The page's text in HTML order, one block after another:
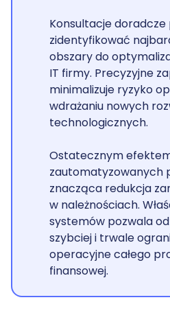
Konsultacje doradcze
zidentyfikować
obszary do
IT firmy. Precyzyjne
minimalizuje ryzyko
wdrażaniu nowych
technologicznych.
Ostatecznym
zautomatyzowanych
znacząca redukcja
w należnościach.
systemów pozwala
szybciej i trwale
operacyjne całego
finansowej.